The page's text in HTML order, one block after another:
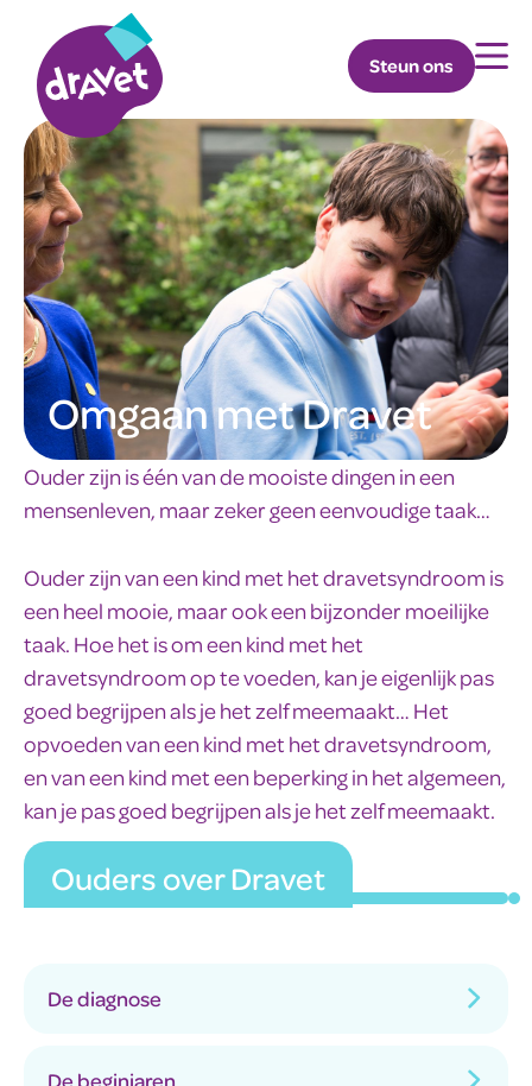
Steun ons
Omgaan met Dravet
Ouder zijn is één van de mooiste dingen in een
mensenleven, maar zeker geen eenvoudige taak…
Ouder zijn van een kind met het dravetsyndroom is
een heel mooie, maar ook een bijzonder moeilijke
taak. Hoe het is om een kind met het
dravetsyndroom op te voeden, kan je eigenlijk pas
goed begrijpen als je het zelf meemaakt… Het
opvoeden van een kind met het dravetsyndroom,
en van een kind met een beperking in het algemeen,
kan je pas goed begrijpen als je het zelf meemaakt.
Ouders over Dravet
De diagnose
De beginjaren